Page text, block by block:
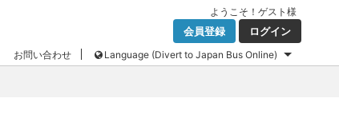
ようこそ！ ゲスト 様
会員登録 ログイン
お問い合わせ Language (Divert to Japan Bus Online)